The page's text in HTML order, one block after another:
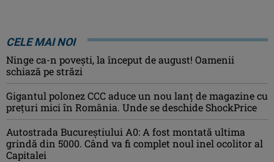
CELE MAI NOI
Ninge ca-n povești, la început de august! Oamenii
schiază pe străzi
Gigantul polonez CCC aduce un nou lanț de magazine cu
prețuri mici în România. Unde se deschide ShockPrice
Autostrada Bucureștiului A0: A fost montată ultima
grindă din 5000. Când va fi complet noul inel ocolitor al
Capitalei